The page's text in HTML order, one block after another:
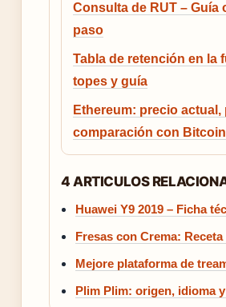
Consulta de RUT – Guía
paso
Tabla de retención en la
topes y guía
Ethereum: precio
comparación con Bitcoin
4 ARTICULOS
Huawei Y9 2019 – Ficha
Fresas con Crema:
Mejore plataforma de
Plim Plim: origen, idioma